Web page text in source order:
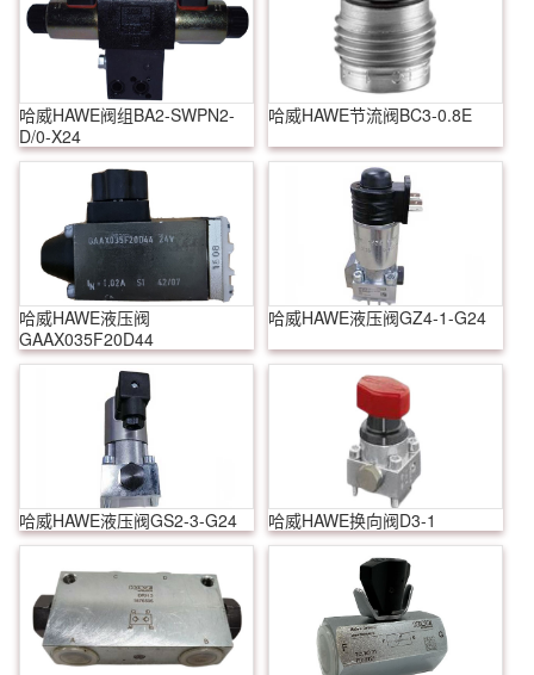
哈威HAWE阀组BA2-SWPN2-
D/0-X24
哈威HAWE节流阀BC3-0.8E
哈威HAWE液压阀
GAAX035F20D44
哈威HAWE液压阀GZ4-1-G24
哈威HAWE液压阀GS2-3-G24 哈威HAWE换向阀D3-1